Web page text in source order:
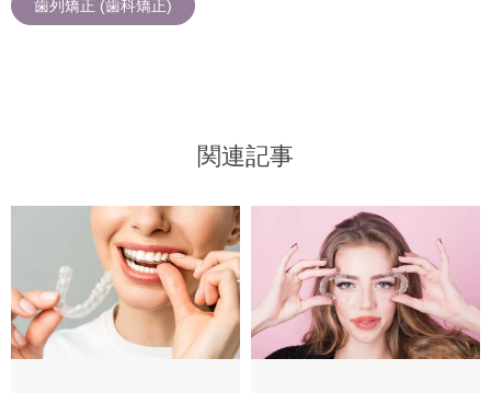
歯列矯正 (歯科矯正)
関連記事